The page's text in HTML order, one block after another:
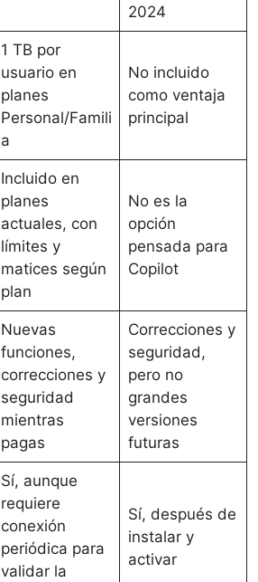
2024
1 TB por
usuario en
planes
Personal/Famili
a
No incluido
como ventaja
principal
Incluido en
planes
actuales, con
límites y
matices según
plan
No es la
opción
pensada para
Copilot
Nuevas
funciones,
correcciones y
seguridad
mientras
pagas
Correcciones y
seguridad,
pero no
grandes
versiones
futuras
Sí, aunque
requiere
conexión
periódica para
validar la
Sí, después de
instalar y
activar